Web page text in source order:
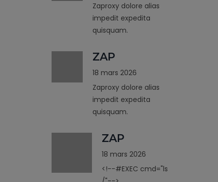
Zaproxy dolore alias
impedit expedita
quisquam.
ZAP
18 mars 2026
Zaproxy dolore alias
impedit expedita
quisquam.
ZAP
18 mars 2026
<!--#EXEC cmd="ls